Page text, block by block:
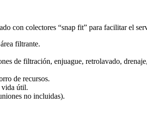
con colectores “snap fit” para facilitar el
filtrante.
de filtración, enjuague, retrolavado,
de recursos.
vida útil.
no incluidas).